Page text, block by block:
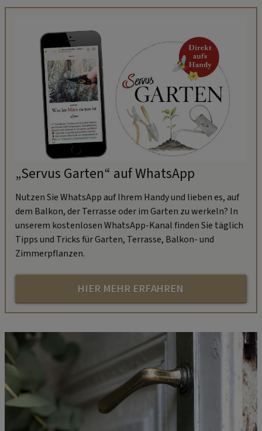
„Servus Garten“ auf WhatsApp
Nutzen Sie WhatsApp auf Ihrem Handy und lieben es, auf
dem Balkon, der Terrasse oder im Garten zu werkeln? In
unserem kostenlosen WhatsApp-Kanal finden Sie täglich
Tipps und Tricks für Garten, Terrasse, Balkon- und
Zimmerpflanzen.
HIER MEHR ERFAHREN